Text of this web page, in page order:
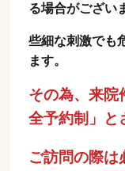
る場合がござい
些細な刺激でも
ます。
その為、来院
全予約制」と
ご訪問の際は